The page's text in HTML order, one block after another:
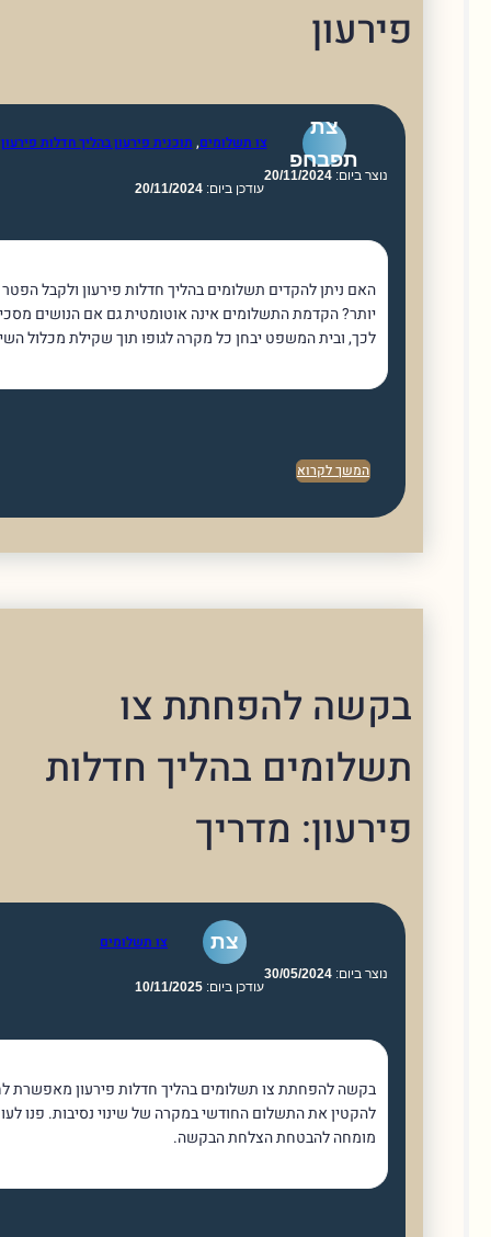
צו תשלומים , תוכנית פירעון בהליך חדלות פירעון
20/11/2024
20/11/2024
האם ניתן להקדים תשלומים בהליך חדלות פירעון ולקבל הפטר מוקדם
יותר? הקדמת התשלומים אינה אוטומטית גם אם הנושים מסכימים
לכך, ובית המשפט יבחן כל מקרה לגופו תוך שקילת מכלול השיקולים.
להפחתת צו
בהליך חדלות
מדריך
צו תשלומים
30/05/2024
10/11/2025
בקשה להפחתת צו תשלומים בהליך חדלות פירעון מאפשרת לחייבים
להקטין את התשלום החודשי במקרה של שינוי נסיבות. פנו לעורך דין
מומחה להבטחת הצלחת הבקשה.